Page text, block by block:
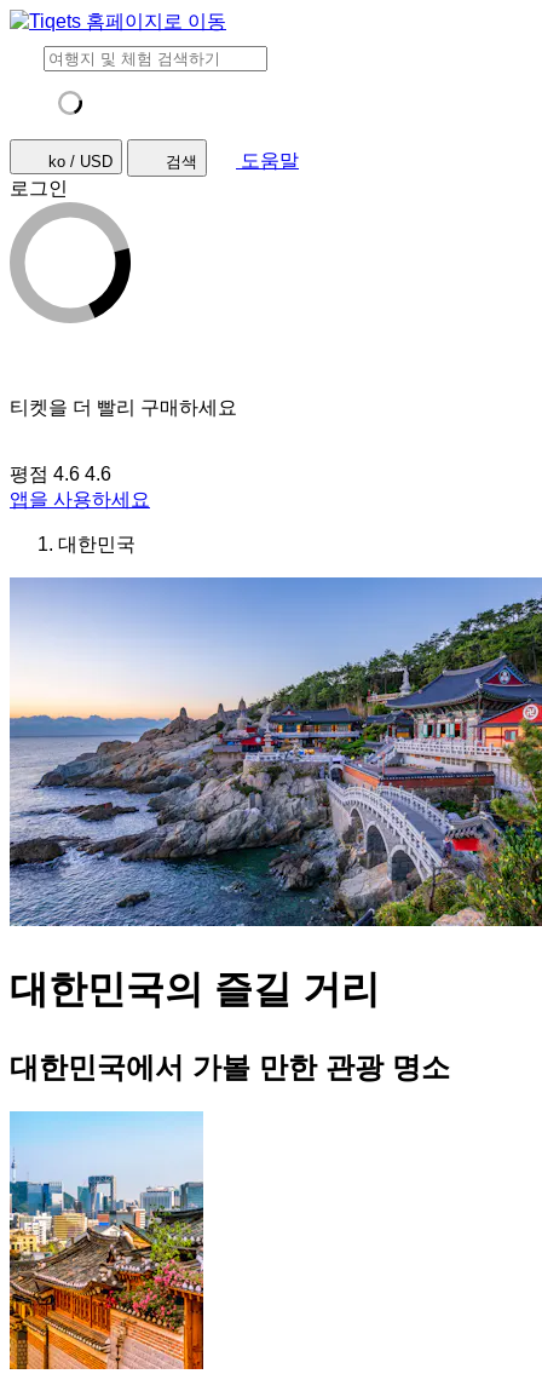
ko / USD 검색
도움말
로그인
티켓을 더 빨리 구매하세요
평점 4.6 4.6
앱을 사용하세요
대한민국
대한민국의 즐길 거리
대한민국에서 가볼 만한 관광 명소